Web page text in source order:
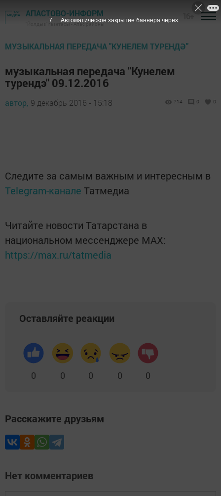
АПАСТОВО-ИНФОРМ
"Йолдыз" газетасы - Апас районы
МУЗЫКАЛЬНАЯ ПЕРЕДАЧА "КУНЕЛЕМ ТУРЕНДӘ"
музыкальная передача "Кунелем
турендэ" 09.12.2016
автор, 9 декабрь 2016 - 15:18 714 0 0
Следите за самым важным и интересным в
Telegram-канале Татмедиа
Читайте новости Татарстана в
национальном мессенджере MАХ:
https://max.ru/tatmedia
Оставляйте реакции
0 0 0 0 0
Расскажите друзьям
Нет комментариев
6 Автоматическое закрытие баннера через